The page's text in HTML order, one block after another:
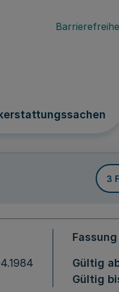
3
Fassung
Gültig
Gültig